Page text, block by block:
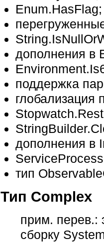
Enum.HasFlag;
дополнения в
поддержка
глобализация
дополнения в
тип
Тип Complex
прим. перев.:
сборку